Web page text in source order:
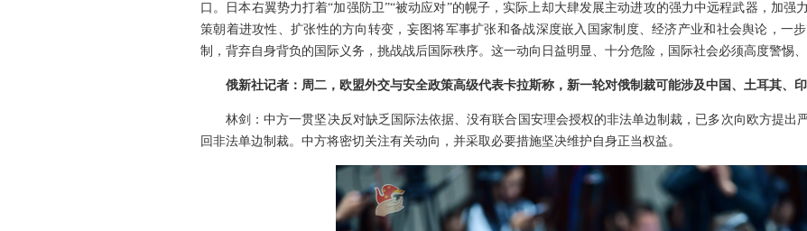
口。日本右翼势力打着“加强防卫”“被动应对”的幌子，实际上却大肆发展主动进攻的强力中远程武器，加强
策朝着进攻性、扩张性的方向转变，妄图将军事扩张和备战深度嵌入国家制度、经济产业和社会舆论，一
制，背弃自身背负的国际义务，挑战战后国际秩序。这一动向日益明显、十分危险，国际社会必须高度警惕、
俄新社记者：周二，欧盟外交与安全政策高级代表卡拉斯称，新一轮对俄制裁可能涉及中国、土耳其、
林剑：中方一贯坚决反对缺乏国际法依据、没有联合国安理会授权的非法单边制裁，已多次向欧方提出
回非法单边制裁。中方将密切关注有关动向，并采取必要措施坚决维护自身正当权益。